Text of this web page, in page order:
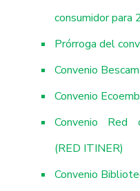
consumidor para
Prórroga del
Convenio Bescam
Convenio
Convenio Red
(RED ITINER)
Convenio